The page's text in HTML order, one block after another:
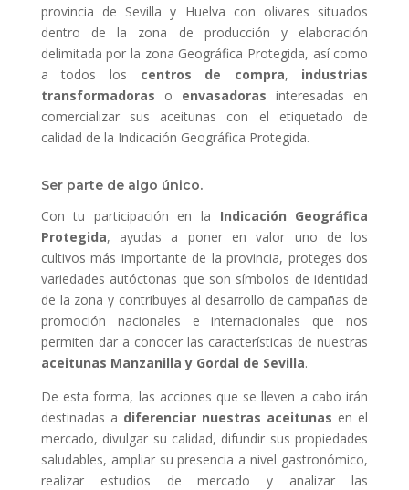
provincia de Sevilla y Huelva con olivares situados
dentro de la zona de producción y elaboración
delimitada por la zona Geográfica Protegida, así como
a todos los centros de compra, industrias
transformadoras o envasadoras interesadas en
comercializar sus aceitunas con el etiquetado de
calidad de la Indicación Geográfica Protegida.
Ser parte de algo único.
Con tu participación en la Indicación Geográfica
Protegida, ayudas a poner en valor uno de los
cultivos más importante de la provincia, proteges dos
variedades autóctonas que son símbolos de identidad
de la zona y contribuyes al desarrollo de campañas de
promoción nacionales e internacionales que nos
permiten dar a conocer las características de nuestras
aceitunas Manzanilla y Gordal de Sevilla.
De esta forma, las acciones que se lleven a cabo irán
destinadas a diferenciar nuestras aceitunas en el
mercado, divulgar su calidad, difundir sus propiedades
saludables, ampliar su presencia a nivel gastronómico,
realizar estudios de mercado y analizar las